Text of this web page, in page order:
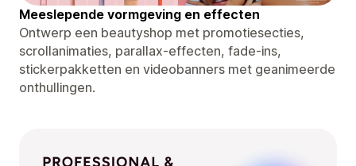
Meeslepende vormgeving en effecten
Ontwerp een beautyshop met promotiesecties,
scrollanimaties, parallax-effecten, fade-ins,
stickerpakketten en videobanners met geanimeerde
onthullingen.